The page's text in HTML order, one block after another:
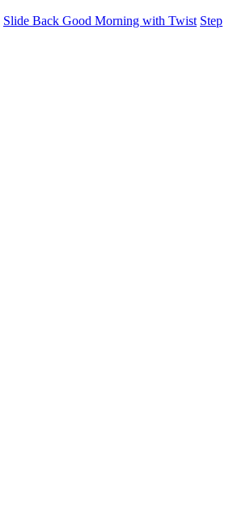
Slide Back Good Morning with Twist Step